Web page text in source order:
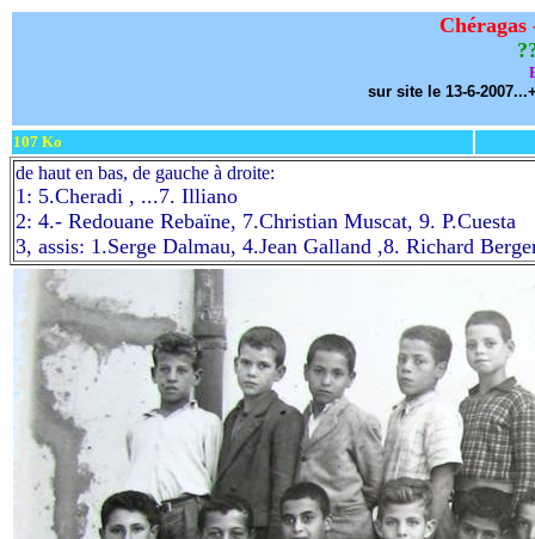
Chéragas
sur site le 13-6-
107 Ko
de haut en bas, de gauche à droite:
1: 5.Cheradi , ...7. Illiano
2: 4.- Redouane Rebaïne, 7.Christian Muscat, 9. P.Cuesta
3, assis: 1.Serge Dalmau, 4.Jean Galland ,8. Richard